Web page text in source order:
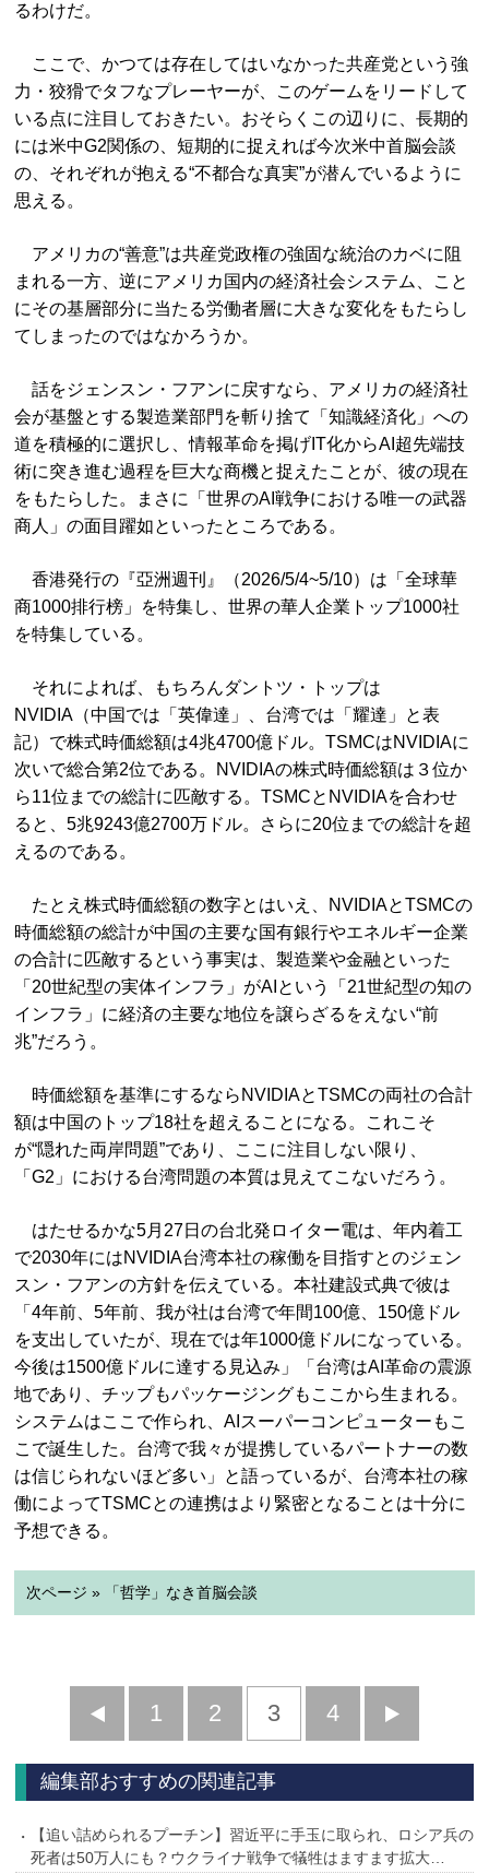
るわけだ。
ここで、かつては存在してはいなかった共産党という強
力・狡猾でタフなプレーヤーが、このゲームをリードして
いる点に注目しておきたい。おそらくこの辺りに、長期的
には米中G2関係の、短期的に捉えれば今次米中首脳会談
の、それぞれが抱える“不都合な真実”が潜んでいるように
思える。
アメリカの“善意”は共産党政権の強固な統治のカベに阻
まれる一方、逆にアメリカ国内の経済社会システム、こと
にその基層部分に当たる労働者層に大きな変化をもたらし
てしまったのではなかろうか。
話をジェンスン・フアンに戻すなら、アメリカの経済社
会が基盤とする製造業部門を斬り捨て「知識経済化」への
道を積極的に選択し、情報革命を掲げIT化からAI超先端技
術に突き進む過程を巨大な商機と捉えたことが、彼の現在
をもたらした。まさに「世界のAI戦争における唯一の武器
商人」の面目躍如といったところである。
香港発行の『亞洲週刊』（2026/5/4~5/10）は「全球華
商1000排行榜」を特集し、世界の華人企業トップ1000社
を特集している。
それによれば、もちろんダントツ・トップは
NVIDIA（中国では「英偉達」、台湾では「耀達」と表
記）で株式時価総額は4兆4700億ドル。TSMCはNVIDIAに
次いで総合第2位である。NVIDIAの株式時価総額は３位か
ら11位までの総計に匹敵する。TSMCとNVIDIAを合わせ
ると、5兆9243億2700万ドル。さらに20位までの総計を超
えるのである。
たとえ株式時価総額の数字とはいえ、NVIDIAとTSMCの
時価総額の総計が中国の主要な国有銀行やエネルギー企業
の合計に匹敵するという事実は、製造業や金融といった
「20世紀型の実体インフラ」がAIという「21世紀型の知の
インフラ」に経済の主要な地位を譲らざるをえない“前
兆”だろう。
時価総額を基準にするならNVIDIAとTSMCの両社の合計
額は中国のトップ18社を超えることになる。これこそ
が“隠れた両岸問題”であり、ここに注目しない限り、
「G2」における台湾問題の本質は見えてこないだろう。
はたせるかな5月27日の台北発ロイター電は、年内着工
で2030年にはNVIDIA台湾本社の稼働を目指すとのジェン
スン・フアンの方針を伝えている。本社建設式典で彼は
「4年前、5年前、我が社は台湾で年間100億、150億ドル
を支出していたが、現在では年1000億ドルになっている。
今後は1500億ドルに達する見込み」「台湾はAI革命の震源
地であり、チップもパッケージングもここから生まれる。
システムはここで作られ、AIスーパーコンピューターもこ
こで誕生した。台湾で我々が提携しているパートナーの数
は信じられないほど多い」と語っているが、台湾本社の稼
働によってTSMCとの連携はより緊密となることは十分に
予想できる。
次ページ » 「哲学」なき首脳会談
前
へ
1 2 3 4
へ
編集部おすすめの関連記事
【追い詰められるプーチン】習近平に手玉に取られ、ロシア兵の
死者は50万人にも？ウクライナ戦争で犠牲はますます拡大…